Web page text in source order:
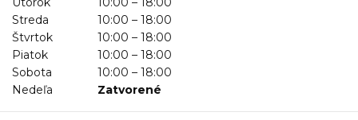
Streda
10:00 – 18:00
Štvrtok
10:00 – 18:00
Piatok
10:00 – 18:00
Sobota
10:00 – 18:00
Nedeľa
Zatvorené